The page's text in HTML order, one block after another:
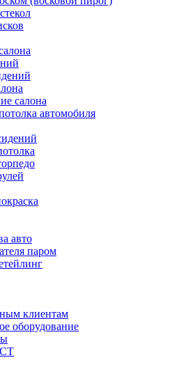
салона
автомобиля
авто
паром
клиентам
оборудование